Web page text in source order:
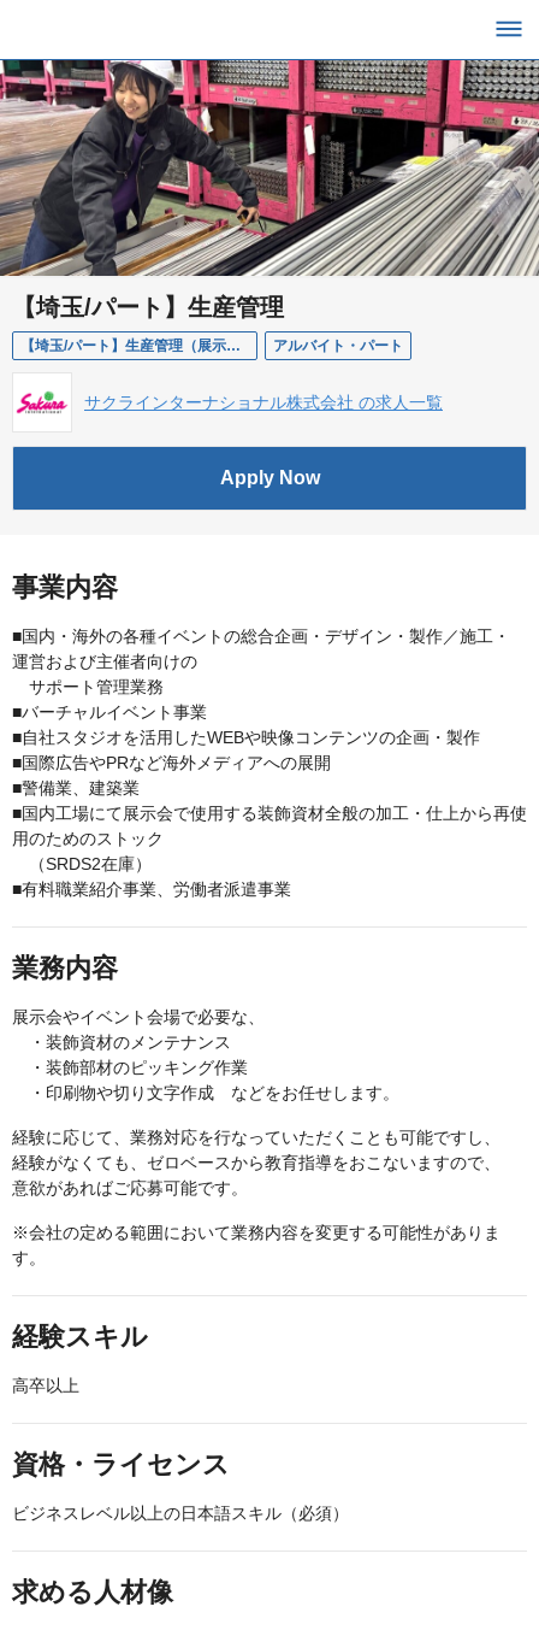
【埼玉/パート】生産管理
【埼玉/パート】生産管理（展示会・イベント部材のメンテナンス） アルバイト・パート
サクラインターナショナル株式会社 の求人一覧
Apply Now
事業内容
■国内・海外の各種イベントの総合企画・デザイン・製作／施工・
運営および主催者向けの
サポート管理業務
■バーチャルイベント事業
■自社スタジオを活用したWEBや映像コンテンツの企画・製作
■国際広告やPRなど海外メディアへの展開
■警備業、建築業
■国内工場にて展示会で使用する装飾資材全般の加工・仕上から再使
用のためのストック
（SRDS2在庫）
■有料職業紹介事業、労働者派遣事業
業務内容
展示会やイベント会場で必要な、
・装飾資材のメンテナンス
・装飾部材のピッキング作業
・印刷物や切り文字作成 などをお任せします。
経験に応じて、業務対応を行なっていただくことも可能ですし、
経験がなくても、ゼロベースから教育指導をおこないますので、
意欲があればご応募可能です。
※会社の定める範囲において業務内容を変更する可能性がありま
す。
経験スキル
高卒以上
資格・ライセンス
ビジネスレベル以上の日本語スキル（必須）
求める人材像